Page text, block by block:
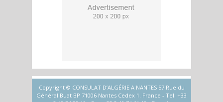
Copyright © CONSULAT D’ALGÉRIE A NANTES 57 Rue du
Général Buat BP 71006 Nantes Cedex 1. France - Tel. +33